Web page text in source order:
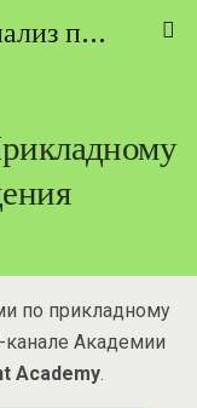
ABA (прикладной анализ поведения) - ТЕОРИЯ И ПРАКТИКА
по прикладному
Академии
Academy.